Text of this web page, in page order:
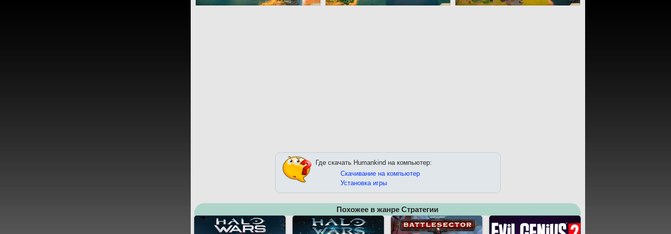
Где скачать Humankind на компьютер:
Скачивание на компьютер
Установка игры
Похожее в жанре Стратегии